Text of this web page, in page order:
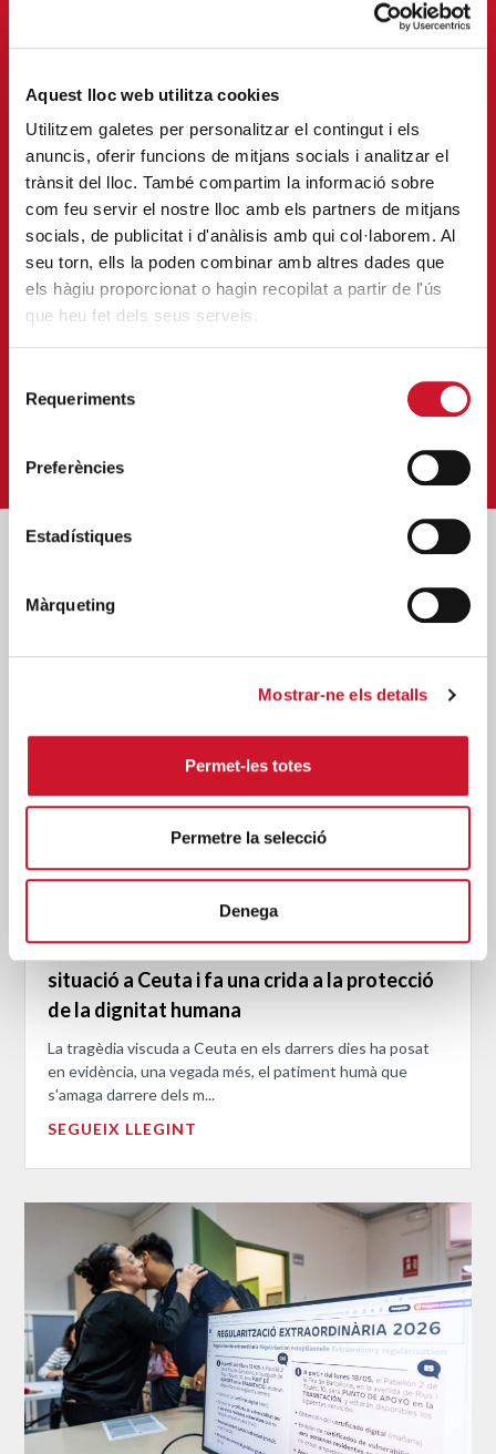
Aquest lloc web utilitza cookies
Utilitzem galetes per personalitzar el contingut i els
anuncis, oferir funcions de mitjans socials i analitzar el
trànsit del lloc. També compartim la informació sobre
com feu servir el nostre lloc amb els partners de mitjans
socials, de publicitat i d'anàlisis amb qui col·laborem. Al
seu torn, ells la poden combinar amb altres dades que
els hàgiu proporcionat o hagin recopilat a partir de l'ús
que heu fet dels seus serveis.
Requeriments
Preferències
Estadístiques
Màrqueting
Mostrar-ne els detalls
Permet-les totes
Permetre la selecció
Denega
FES VOLUNTARIAT
Implica’t i viu la solidaritat en
Càritas expressa la seva preocupació per la
situació a Ceuta i fa una crida a la protecció
de la dignitat humana
La tragèdia viscuda a Ceuta en els darrers dies ha posat
en evidència, una vegada més, el patiment humà que
s'amaga darrere dels m...
SEGUEIX LLEGINT